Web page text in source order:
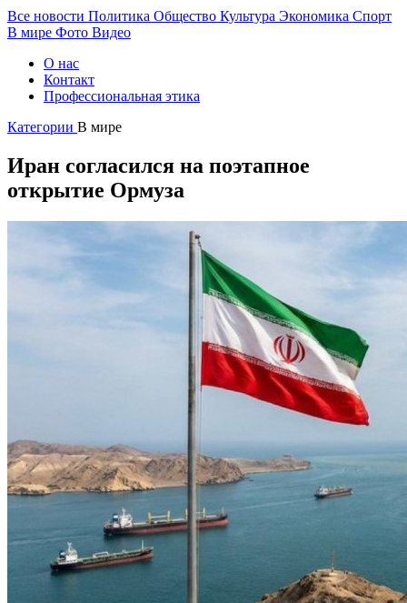
Все новости Политика Общество Культура Экономика Спорт
В мире Фото Видео
О нас
Контакт
Профессиональная этика
Категории В мире
Иран согласился на поэтапное
открытие Ормуза